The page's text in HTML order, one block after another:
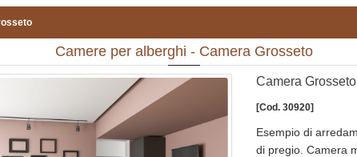
Camere per alberghi - Camera Grosseto
Camera Grosseto
[Cod. 30920]
Esempio di
di pregio. Camera